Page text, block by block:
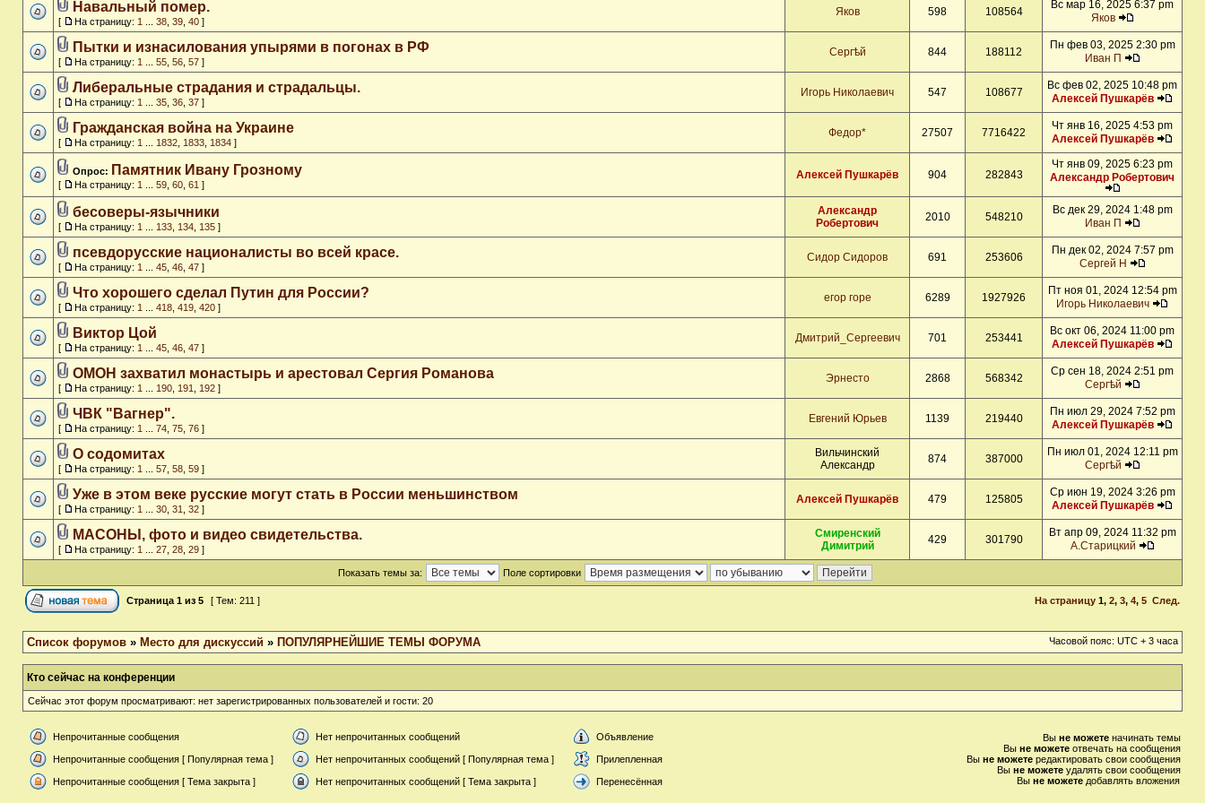
Навальный помер.
[ На страницу: 1 38 39 40 ]
Яков 598 108564
Вс мар 16, 2025 6:37 pm
Яков
Пытки и изнасилования упырями в погонах в РФ
[ На страницу: 1 55 56 57 ]
Сергѣй 844 188112
Пн фев 03, 2025 2:30 pm
Иван П
Либеральные страдания и страдальцы.
[ На страницу: 1 35 36 37 ]
Игорь Николаевич 547 108677
Вс фев 02, 2025 10:48 pm
Алексей Пушкарёв
Гражданская война на Украине
[ На страницу: 1 1832 1833 1834 ]
Федор* 27507 7716422
Чт янв 16, 2025 4:53 pm
Алексей Пушкарёв
Опрос: Памятник Ивану Грозному
[ На страницу: 1 59 60 61 ]
Алексей Пушкарёв 904 282843
Чт янв 09, 2025 6:23 pm
Александр Робертович
бесоверы-язычники
[ На страницу: 1 133 134 135 ]
Александр
Робертович
2010 548210
Вс дек 29, 2024 1:48 pm
Иван П
псевдорусские националисты во всей красе.
[ На страницу: 1 45 46 47 ]
Сидор Сидоров 691 253606
Пн дек 02, 2024 7:57 pm
Сергей Н
Что хорошего сделал Путин для России?
[ На страницу: 1 418 419 420 ]
егор горе 6289 1927926
Пт ноя 01, 2024 12:54 pm
Игорь Николаевич
Виктор Цой
[ На страницу: 1 45 46 47 ]
Дмитрий_Сергеевич 701 253441
Вс окт 06, 2024 11:00 pm
Алексей Пушкарёв
ОМОН захватил монастырь и арестовал Сергия Романова
[ На страницу: 1 190 191 192 ]
Эрнесто 2868 568342
Ср сен 18, 2024 2:51 pm
Сергѣй
ЧВК "Вагнер".
[ На страницу: 1 74 75 76 ]
Евгений Юрьев 1139 219440
Пн июл 29, 2024 7:52 pm
Алексей Пушкарёв
О содомитах
[ На страницу: 1 57 58 59 ]
Вильчинский
Александр
874 387000
Пн июл 01, 2024 12:11 pm
Сергѣй
Уже в этом веке русские могут стать в России меньшинством
[ На страницу: 1 30 31 32 ]
Алексей Пушкарёв 479 125805
Ср июн 19, 2024 3:26 pm
Алексей Пушкарёв
МАСОНЫ, фото и видео свидетельства.
[ На страницу: 1 27 28 29 ]
Смиренский
Димитрий
429 301790
Вт апр 09, 2024 11:32 pm
А.Старицкий
Показать темы за: Поле сортировки
Страница 1 из 5 [ Тем: 211 ] На страницу 1, 2, 3, 4, 5 След.
Список форумов » Место для дискуссий » ПОПУЛЯРНЕЙШИЕ ТЕМЫ ФОРУМА Часовой пояс: UTC + 3 часа
Кто сейчас на конференции
Сейчас этот форум просматривают: нет зарегистрированных пользователей и гости: 20
Непрочитанные сообщения Нет непрочитанных сообщений Объявление
Непрочитанные сообщения [ Популярная тема ] Нет непрочитанных сообщений [ Популярная тема ] Прилепленная
Непрочитанные сообщения [ Тема закрыта ] Нет непрочитанных сообщений [ Тема закрыта ] Перенесённая
Вы не можете начинать темы
Вы не можете отвечать на сообщения
Вы не можете редактировать свои сообщения
Вы не можете удалять свои сообщения
Вы не можете добавлять вложения